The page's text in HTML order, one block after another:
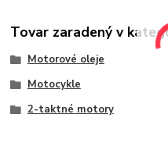
Tovar zaradený v
Motorové oleje
Motocykle
2-taktné motory